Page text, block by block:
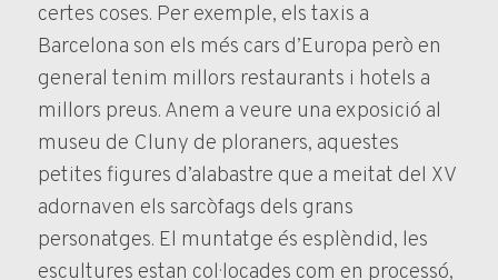
certes coses. Per exemple, els taxis a
Barcelona son els més cars d’Europa però en
general tenim millors restaurants i hotels a
millors preus. Anem a veure una exposició al
museu de Cluny de ploraners, aquestes
petites figures d’alabastre que a meitat del XV
adornaven els sarcòfags dels grans
personatges. El muntatge és esplèndid, les
escultures estan col·locades com en processó,